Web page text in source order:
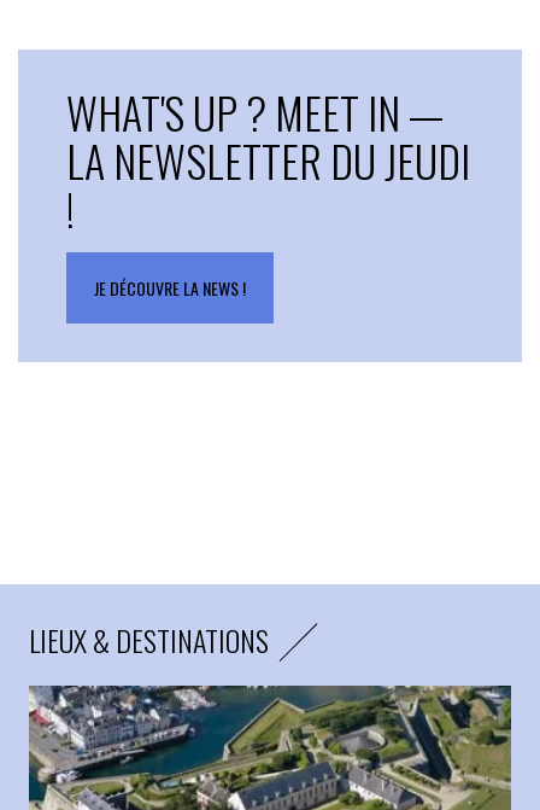
WHAT'S UP ? MEET IN —
LA NEWSLETTER DU JEUDI
!
JE DÉCOUVRE LA NEWS !
LIEUX & DESTINATIONS